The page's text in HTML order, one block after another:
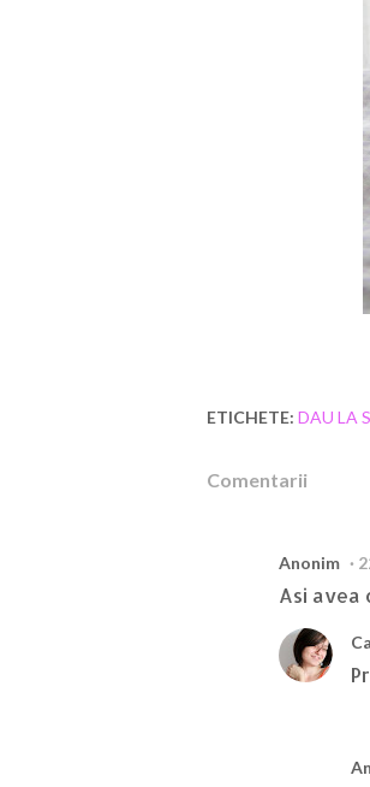
ETICHETE: DAU LA
Comentarii
Anonim
Asi avea